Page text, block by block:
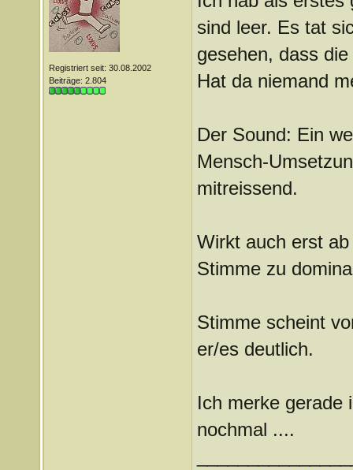
Registriert seit: 30.08.2002
Beiträge: 2.804
sind leer. Es tat
gesehen, dass
Hat da niemand
Der Sound: Ein
Mensch-
mitreissend.
Wirkt auch erst
Stimme zu
Stimme scheint
er/es deutlich.
Ich merke gerade
nochmal ....